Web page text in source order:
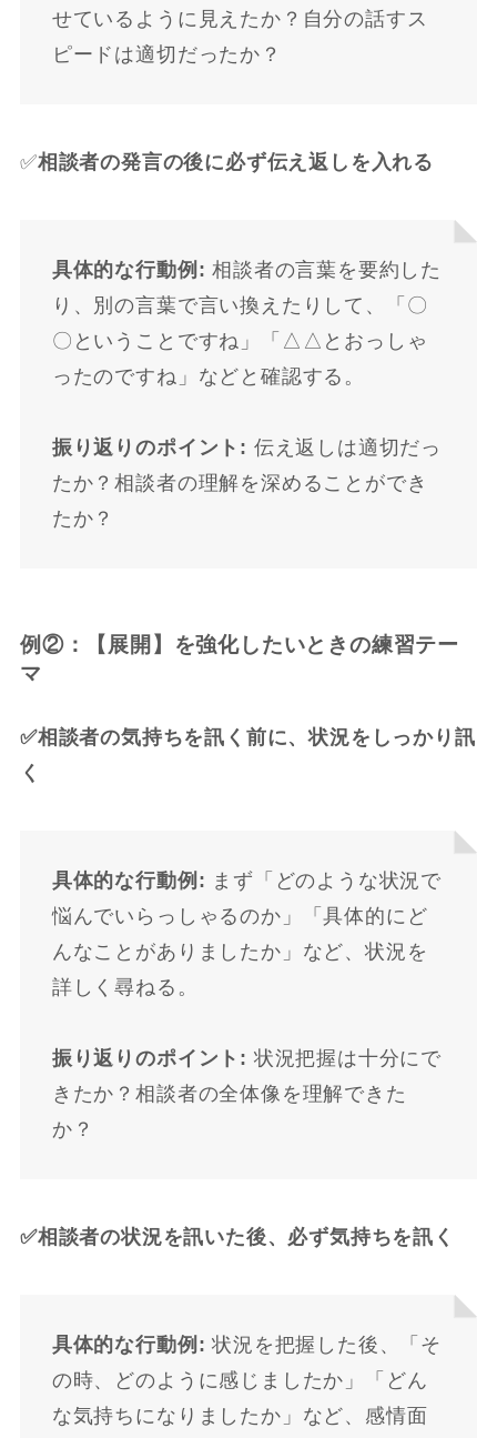
せているように見えたか？自分の話すス
ピードは適切だったか？
✅相談者の発言の後に必ず伝え返しを入れる
具体的な行動例: 相談者の言葉を要約した
り、別の言葉で言い換えたりして、「〇
〇ということですね」「△△とおっしゃ
ったのですね」などと確認する。
振り返りのポイント: 伝え返しは適切だっ
たか？相談者の理解を深めることができ
たか？
例②：【展開】を強化したいときの練習テー
マ
✅相談者の気持ちを訊く前に、状況をしっかり訊
く
具体的な行動例: まず「どのような状況で
悩んでいらっしゃるのか」「具体的にど
んなことがありましたか」など、状況を
詳しく尋ねる。
振り返りのポイント: 状況把握は十分にで
きたか？相談者の全体像を理解できた
か？
✅相談者の状況を訊いた後、必ず気持ちを訊く
具体的な行動例: 状況を把握した後、「そ
の時、どのように感じましたか」「どん
な気持ちになりましたか」など、感情面